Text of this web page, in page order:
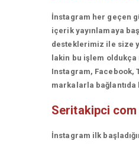
İnstagram her geçen
içerik yayınlamaya
desteklerimiz ile size
lakin bu işlem
Instagram, Facebook,
markalarla bağlantıda
Seritakipci com
İnstagram ilk